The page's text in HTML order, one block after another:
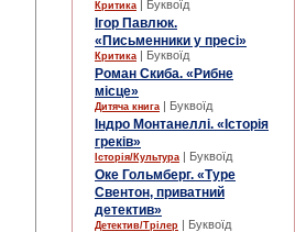
Критика | Буквоїд
Ігор Павлюк.
«Письменники у пресі»
Критика | Буквоїд
Роман Скиба. «Рибне
місце»
Дитяча книга | Буквоїд
Індро Монтанеллі. «Історія
греків»
Історія/Культура | Буквоїд
Оке Гольмберг. «Туре
Свентон, приватний
детектив»
Детектив/Трілер | Буквоїд